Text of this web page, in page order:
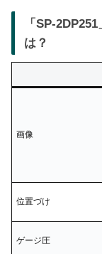
「SP-
は？
画像
位置づけ
ゲージ圧